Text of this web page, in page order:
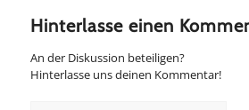
Hinterlasse einen
An der Diskussion beteiligen?
Hinterlasse uns deinen Kommentar!